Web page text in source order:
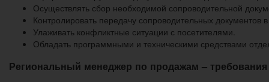
Осуществлять сбор необходимой сопроводительной
Контролировать передачу сопроводительных документов
Улаживать конфликтные ситуации с посетителями.
Обладать программными и техническими средствами
Региональный менеджер по продажам – требования